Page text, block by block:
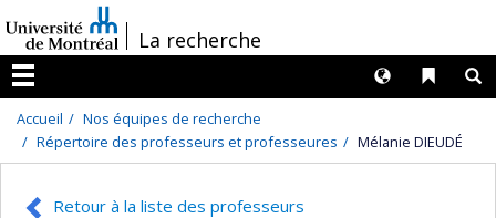
au
contenu
/La recherche
Menu
Liens
Langues
Accueil
Nos équipes de recherche
Répertoire des professeurs et professeures
Mélanie DIEUDÉ
Retour à la liste des professeurs